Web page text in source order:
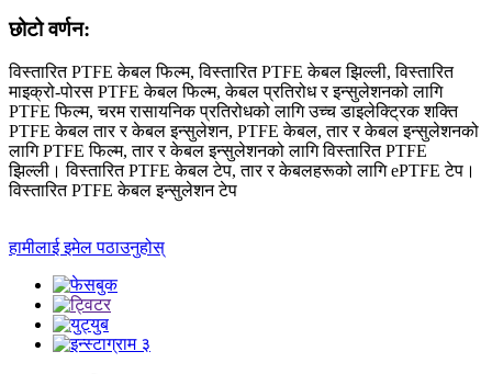
छोटो वर्णन:
विस्तारित PTFE केबल फिल्म, विस्तारित PTFE केबल झिल्ली, विस्तारित
माइक्रो-पोरस PTFE केबल फिल्म, केबल प्रतिरोध र इन्सुलेशनको लागि
PTFE फिल्म, चरम रासायनिक प्रतिरोधको लागि उच्च डाइलेक्ट्रिक शक्ति
PTFE केबल तार र केबल इन्सुलेशन, PTFE केबल, तार र केबल इन्सुलेशनको
लागि PTFE फिल्म, तार र केबल इन्सुलेशनको लागि विस्तारित PTFE
झिल्ली। विस्तारित PTFE केबल टेप, तार र केबलहरूको लागि ePTFE टेप।
विस्तारित PTFE केबल इन्सुलेशन टेप
हामीलाई इमेल पठाउनुहोस्